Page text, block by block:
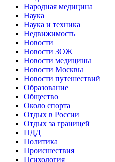
Народная медицина
Наука
Наука и техника
Недвижимость
Новости
Новости ЗОЖ
Новости медицины
Новости Москвы
Новости путешествий
Образование
Общество
Около спорта
Отдых в России
Отдых за границей
ПДД
Политика
Происшествия
Психология